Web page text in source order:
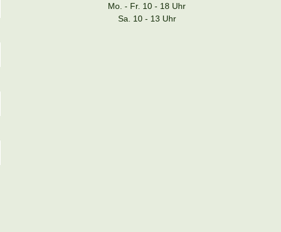
Mo. - Fr. 10 - 18 Uhr
Sa. 10 - 13 Uhr